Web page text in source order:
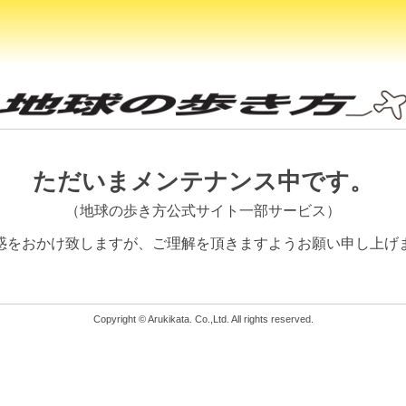
ただいまメンテナンス中です。
（地球の歩き方公式サイト一部サービス）
をおかけ致しますが、 ご理解を頂きますようお願い申し上げ
Copyright © Arukikata. Co.,Ltd. All rights reserved.